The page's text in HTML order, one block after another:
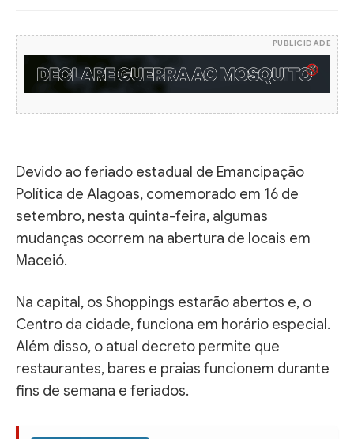
PUBLICIDADE
Devido ao feriado estadual de Emancipação
Política de Alagoas, comemorado em 16 de
setembro, nesta quinta-feira, algumas
mudanças ocorrem na abertura de locais em
Maceió.
Na capital, os Shoppings estarão abertos e, o
Centro da cidade, funciona em horário especial.
Além disso, o atual decreto permite que
restaurantes, bares e praias funcionem durante
fins de semana e feriados.